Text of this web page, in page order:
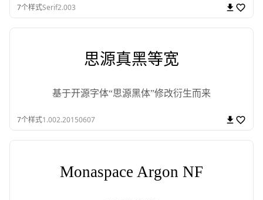
7个样式Serif2.003
思源真黑等宽
基于开源字体“思源黑体”修改衍生而来
7个样式1.002.20150607
Monaspace Argon NF